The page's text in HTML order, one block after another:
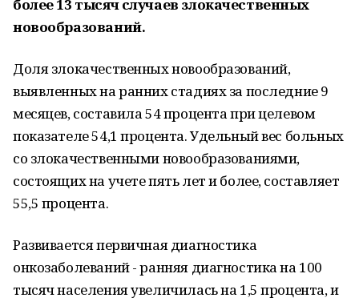
более 13 тысяч случаев злокачественных
новообразований.
Доля злокачественных новообразований,
выявленных на ранних стадиях за последние 9
месяцев, составила 54 процента при целевом
показателе 54,1 процента. Удельный вес больных
со злокачественными новообразованиями,
состоящих на учете пять лет и более, составляет
55,5 процента.
Развивается первичная диагностика
онкозаболеваний - ранняя диагностика на 100
тысяч населения увеличилась на 1,5 процента, и